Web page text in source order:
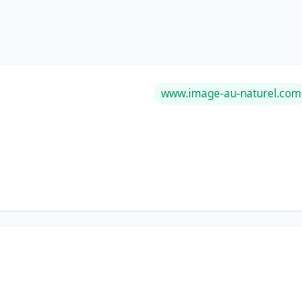
www.image-au-naturel.com